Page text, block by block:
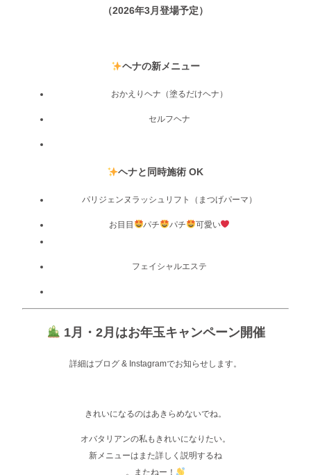
（2026年3月登場予定）
ヘナの新メニュー
おかえりヘナ（塗るだけヘナ）
セルフヘナ
ヘナと同時施術 OK
パリジェンヌラッシュリフト（まつげパーマ）
お目目 パチ パチ 可愛い
フェイシャルエステ
1月・2月はお年玉キャンペーン開催
詳細はブログ & Instagramでお知らせします。
きれいになるのはあきらめないでね。
オバタリアンの私もきれいになりたい。
新メニューはまた詳しく説明するね
。またねー！